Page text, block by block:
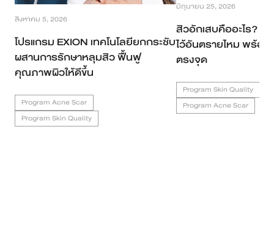
สิงหาคม 5, 2026
โปรแกรม EXION เทคโนโลยียกกระชับ
ผสานการรักษาหลุมสิว ฟื้นฟู
คุณภาพผิวให้ดีขึ้น
Program Acne Scar
Program Skin Quality
มิถุนายน 25, 2026
สิวอักเสบคืออะไร?
ไว้อันตรายไหม พร้อ
ตรงจุด
Program Skin Quality
Program Acne Scar